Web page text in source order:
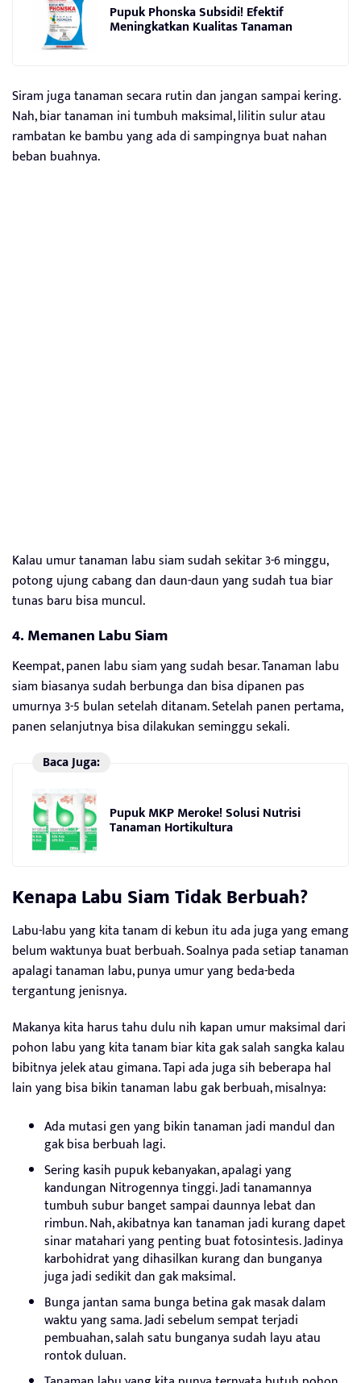
Pupuk Phonska Subsidi! Efektif
Meningkatkan Kualitas Tanaman
Siram juga tanaman secara rutin dan jangan sampai kering.
Nah, biar tanaman ini tumbuh maksimal, lilitin sulur atau
rambatan ke bambu yang ada di sampingnya buat nahan
beban buahnya.
Kalau umur tanaman labu siam sudah sekitar 3-6 minggu,
potong ujung cabang dan daun-daun yang sudah tua biar
tunas baru bisa muncul.
4. Memanen Labu Siam
Keempat, panen labu siam yang sudah besar. Tanaman labu
siam biasanya sudah berbunga dan bisa dipanen pas
umurnya 3-5 bulan setelah ditanam. Setelah panen pertama,
panen selanjutnya bisa dilakukan seminggu sekali.
Baca Juga:
Pupuk MKP Meroke! Solusi Nutrisi
Tanaman Hortikultura
Kenapa Labu Siam Tidak Berbuah?
Labu-labu yang kita tanam di kebun itu ada juga yang emang
belum waktunya buat berbuah. Soalnya pada setiap tanaman
apalagi tanaman labu, punya umur yang beda-beda
tergantung jenisnya.
Makanya kita harus tahu dulu nih kapan umur maksimal dari
pohon labu yang kita tanam biar kita gak salah sangka kalau
bibitnya jelek atau gimana. Tapi ada juga sih beberapa hal
lain yang bisa bikin tanaman labu gak berbuah, misalnya:
Ada mutasi gen yang bikin tanaman jadi mandul dan
gak bisa berbuah lagi.
Sering kasih pupuk kebanyakan, apalagi yang
kandungan Nitrogennya tinggi. Jadi tanamannya
tumbuh subur banget sampai daunnya lebat dan
rimbun. Nah, akibatnya kan tanaman jadi kurang dapet
sinar matahari yang penting buat fotosintesis. Jadinya
karbohidrat yang dihasilkan kurang dan bunganya
juga jadi sedikit dan gak maksimal.
Bunga jantan sama bunga betina gak masak dalam
waktu yang sama. Jadi sebelum sempat terjadi
pembuahan, salah satu bunganya sudah layu atau
rontok duluan.